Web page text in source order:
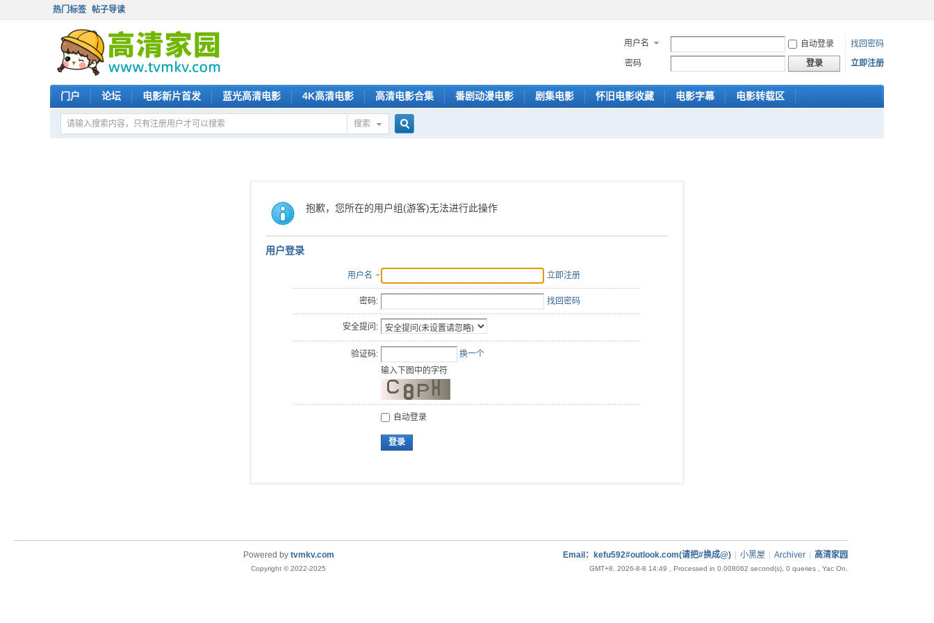
热门标签 帖子导读
用户名 自动登录
找回密码
密码
登录 立即注册
门户 论坛 电影新片首发 蓝光高清电影 4K高清电影 高清电影合集 番剧动漫电影 剧集电影 怀旧电影收藏 电影字幕 电影转载区
搜索
索
抱歉，您所在的用户组(游客)无法进行此操作
用户登录
用户名 立即注册
密码: 找回密码
安全提问:
验证码:
换一个
输入下图中的字符
自动登录
登录
Email：kefu592#outlook.com(请把#换成@) 小黑屋 Archiver 高清家园
GMT+8, 2026-8-8 14:49 , Processed in 0.008062 second(s), 0 queries , Yac On.
Powered by tvmkv.com
Copyright © 2022-2025